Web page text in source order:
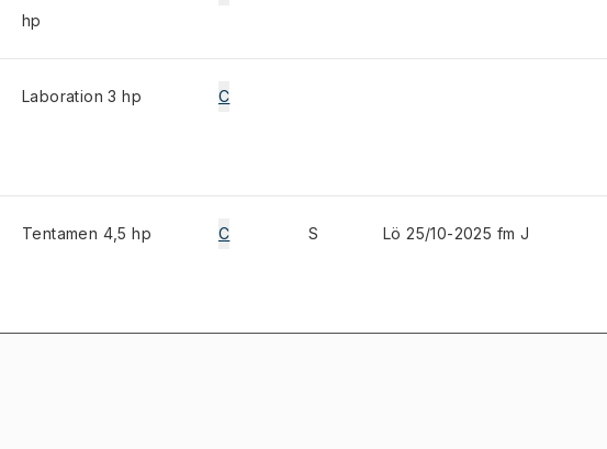
hp
Laboration 3 hp C
Tentamen 4,5 hp C S Lö 25/10-2025 fm J